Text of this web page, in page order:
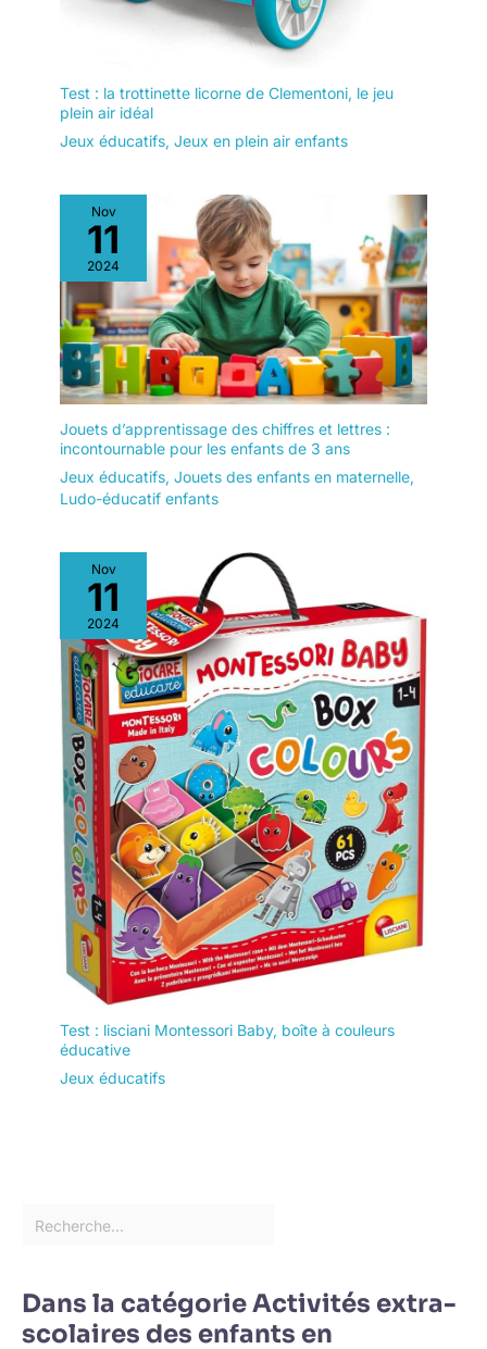
Test : la trottinette licorne de Clementoni, le jeu
plein air idéal
Jeux éducatifs, Jeux en plein air enfants
Nov
11
2024
Jouets d’apprentissage des chiffres et lettres :
incontournable pour les enfants de 3 ans
Jeux éducatifs, Jouets des enfants en maternelle,
Ludo-éducatif enfants
Nov
11
2024
Test : lisciani Montessori Baby, boîte à couleurs
éducative
Jeux éducatifs
Dans la catégorie Activités extra-
scolaires des enfants en